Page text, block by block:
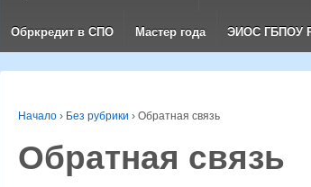
Обркредит в СПО Мастер года ЭИОС ГБПОУ
Начало › Без рубрики › Обратная связь
Обратная связь